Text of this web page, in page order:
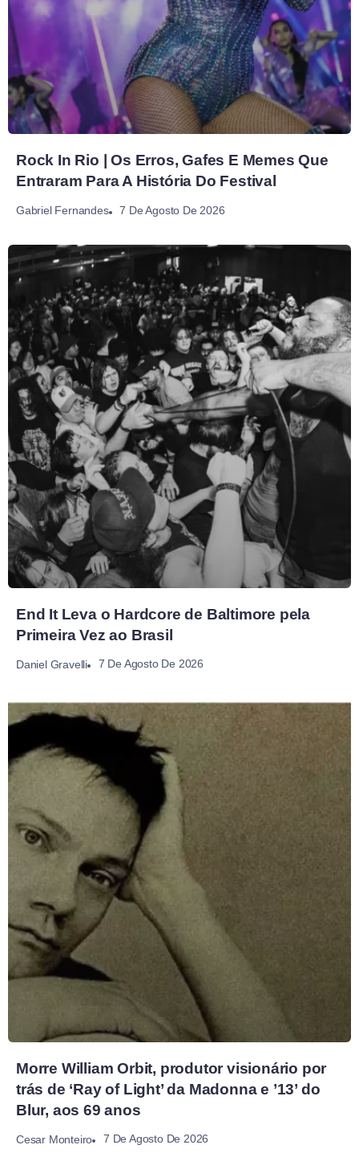
Rock In Rio | Os Erros, Gafes E Memes Que
Entraram Para A História Do Festival
Gabriel Fernandes 7 De Agosto De 2026
End It Leva o Hardcore de Baltimore pela
Primeira Vez ao Brasil
Daniel Gravelli 7 De Agosto De 2026
Morre William Orbit, produtor visionário por
trás de ‘Ray of Light’ da Madonna e ’13’ do
Blur, aos 69 anos
Cesar Monteiro 7 De Agosto De 2026